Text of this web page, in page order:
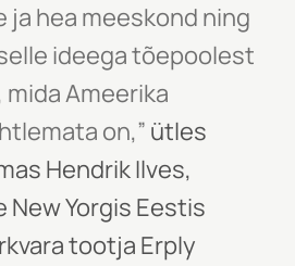
ja hea meeskond ning
ideega tõepoolest
Ameerika
on,” ütles
Hendrik Ilves,
Yorgis Eestis
tootja Erply